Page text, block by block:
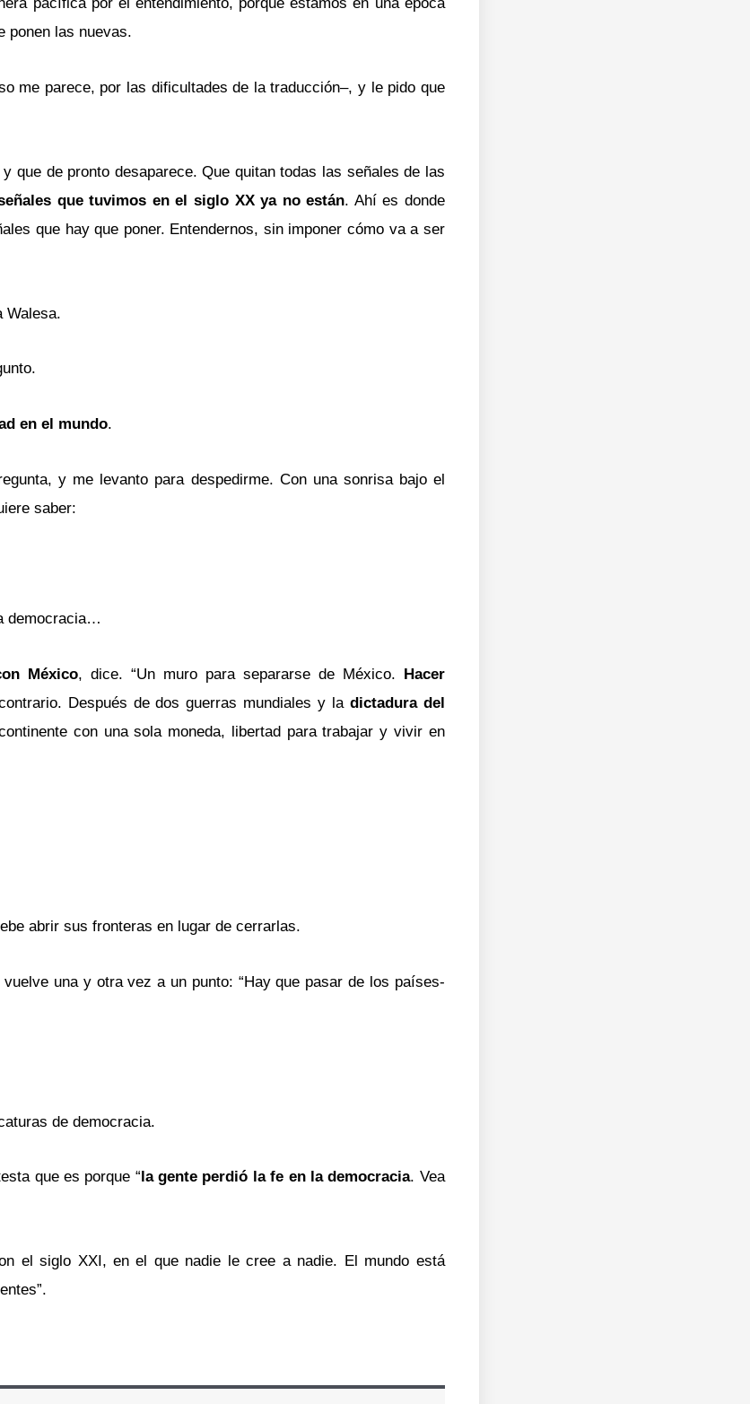
ponen las nuevas.
me parece, por las dificultades de la traducción–, y le pido que
que de pronto desaparece. Que quitan todas las señales de las
que tuvimos en el siglo XX ya no están. Ahí es donde
que hay que poner. Entendernos, sin imponer cómo va a ser
Walesa.
en el mundo.
y me levanto para despedirme. Con una sonrisa bajo el
saber:
democracia…
México, dice. “Un muro para separarse de México. Hacer
Después de dos guerras mundiales y ladictadura del
con una sola moneda, libertad para trabajar y vivir en
abrir sus fronteras en lugar de cerrarlas.
una y otra vez a un punto: “Hay que pasar de los países-
de democracia.
que es porque “ la gente perdió la fe en la democracia. Vea
el siglo XXI, en el que nadie le cree a nadie. El mundo está